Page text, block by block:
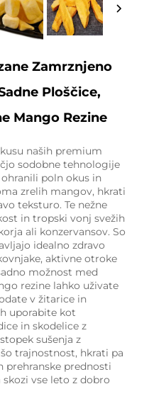
Zamrznjeno
Ploščice,
Mango Rezine
naših premium
sodobne tehnologije
poln okus in
zrelih mangov, hkrati
teksturo. Te nežne
in tropski vonj svežih
ali konzervansov. So
idealno zdravo
aktivne otroke
možnost med
rezine lahko uživate
v žitarice in
uporabite kot
in skodelice z
sušenja z
trajnostnost, hkrati pa
prehranske prednosti
vse leto z dobro